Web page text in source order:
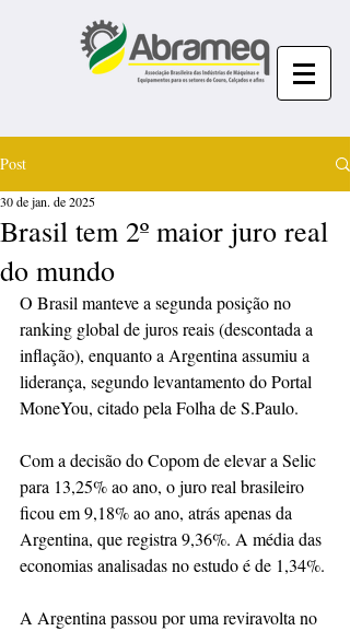
Post
Brasil tem 2º maior juro real
do mundo
30 de jan. de 2025
O Brasil manteve a segunda posição no
ranking global de juros reais (descontada a
inflação), enquanto a Argentina assumiu a
liderança, segundo levantamento do Portal
MoneYou, citado pela Folha de S.Paulo.
Com a decisão do Copom de elevar a Selic
para 13,25% ao ano, o juro real brasileiro
ficou em 9,18% ao ano, atrás apenas da
Argentina, que registra 9,36%. A média das
economias analisadas no estudo é de 1,34%.
A Argentina passou por uma reviravolta no